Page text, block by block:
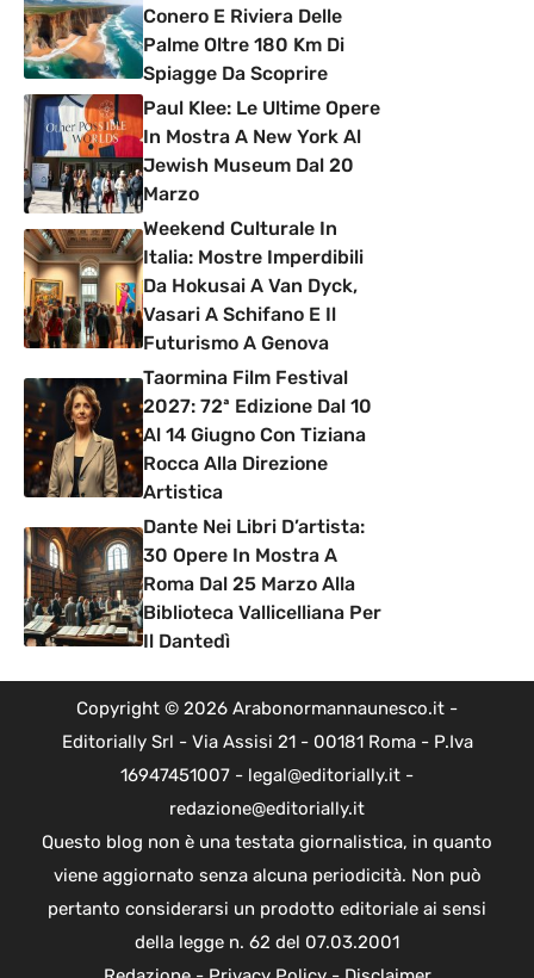
Conero E Riviera Delle
Palme Oltre 180 Km Di
Spiagge Da Scoprire
Paul Klee: Le Ultime Opere
In Mostra A New York Al
Jewish Museum Dal 20
Marzo
Weekend Culturale In
Italia: Mostre Imperdibili
Da Hokusai A Van Dyck,
Vasari A Schifano E Il
Futurismo A Genova
Taormina Film Festival
2027: 72ª Edizione Dal 10
Al 14 Giugno Con Tiziana
Rocca Alla Direzione
Artistica
Dante Nei Libri D’artista:
30 Opere In Mostra A
Roma Dal 25 Marzo Alla
Biblioteca Vallicelliana Per
Il Dantedì
Copyright © 2026 Arabonormannaunesco.it -
Editorially Srl - Via Assisi 21 - 00181 Roma - P.Iva
16947451007 - legal@editorially.it -
redazione@editorially.it
Questo blog non è una testata giornalistica, in quanto
viene aggiornato senza alcuna periodicità. Non può
pertanto considerarsi un prodotto editoriale ai sensi
della legge n. 62 del 07.03.2001